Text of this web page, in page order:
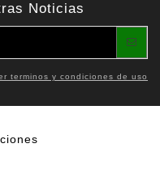
Noticias
terminos y condiciones de uso